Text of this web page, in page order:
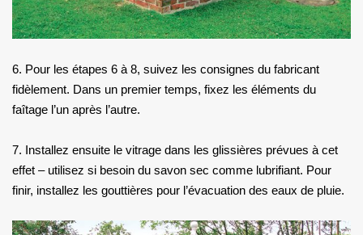
6. Pour les étapes 6 à 8, suivez les consignes du fabricant
fidèlement. Dans un premier temps, fixez les éléments du
faîtage l’un après l’autre.
7. Installez ensuite le vitrage dans les glissières prévues à cet
effet – utilisez si besoin du savon sec comme lubrifiant. Pour
finir, installez les gouttières pour l’évacuation des eaux de pluie.